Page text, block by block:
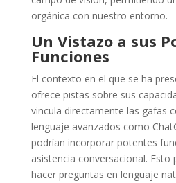
orgánica con nuestro entorno.
Un Vistazo a sus
Funciones
El contexto en el que se ha
ofrece pistas sobre sus
vincula directamente las gafas
lenguaje avanzados como
podrían incorporar potentes
asistencia conversacional. Esto
hacer preguntas en lenguaje